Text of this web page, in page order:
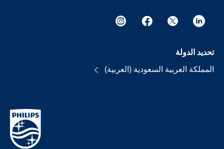
تحديد الدولة
المملكة العربية السعودية (العربية)